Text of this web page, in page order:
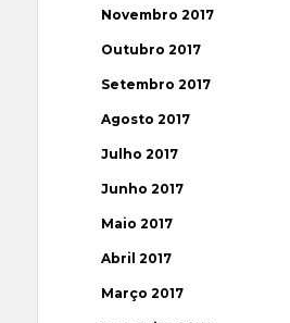
Novembro 2017
Outubro 2017
Setembro 2017
Agosto 2017
Julho 2017
Junho 2017
Maio 2017
Abril 2017
Março 2017